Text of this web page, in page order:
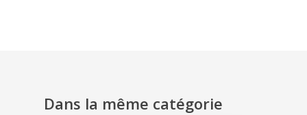
Dans la même catégorie